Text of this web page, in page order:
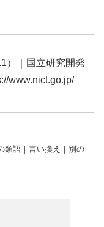
）｜国立研究開発
www.nict.go.jp/
類語｜言い換え｜別の